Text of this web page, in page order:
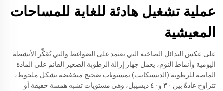
عملية تشغيل هادئة للغاية للمساحات
المعيشية
على عكس البدائل الصاخبة التي تعتمد على الضواغط والتي تُعَكِّر الأنشطة
اليومية وأنماط النوم، يعمل جهاز إزالة الرطوبة الصغير القائم على المادة
الماصة للرطوبة (الديسيكانت) بمستويات ضجيج منخفضة بشكل ملحوظ،
تتراوح عادةً بين ٣٠ و٤٠ ديسيبل، وهي مستويات تشبه همسة خفيفة أو